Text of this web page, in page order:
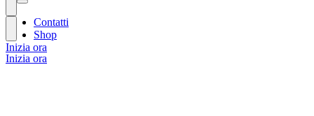
Inizia ora
Contatti
Shop
Inizia ora